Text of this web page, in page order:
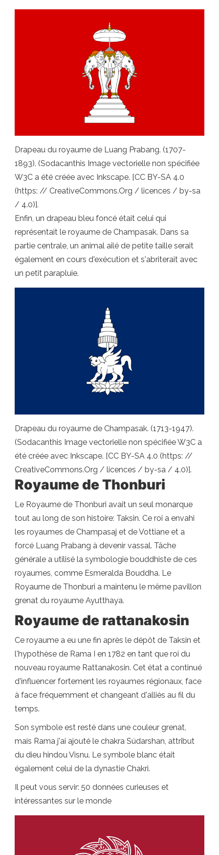
Drapeau du royaume de Luang Prabang. (1707-
1893). (Sodacanthis Image vectorielle non spécifiée
W3C a été créée avec Inkscape. [CC BY-SA 4.0
(https: // CreativeCommons.Org / licences / by-sa
/ 4.0)].
Enfin, un drapeau bleu foncé était celui qui
représentait le royaume de Champasak. Dans sa
partie centrale, un animal ailé de petite taille serait
également en cours d'exécution et s'abriterait avec
un petit parapluie.
Drapeau du royaume de Champasak. (1713-1947).
(Sodacanthis Image vectorielle non spécifiée W3C a
été créée avec Inkscape. [CC BY-SA 4.0 (https: //
CreativeCommons.Org / licences / by-sa / 4.0)].
Royaume de Thonburi
Le Royaume de Thonburi avait un seul monarque
tout au long de son histoire: Taksin. Ce roi a envahi
les royaumes de Champasaj et de Vottiane et a
forcé Luang Prabang à devenir vassal. Tâche
générale a utilisé la symbologie bouddhiste de ces
royaumes, comme Esmeralda Bouddha. Le
Royaume de Thonburi a maintenu le même pavillon
grenat du royaume Ayutthaya.
Royaume de rattanakosin
Ce royaume a eu une fin après le dépôt de Taksin et
l'hypothèse de Rama I en 1782 en tant que roi du
nouveau royaume Rattanakosin. Cet état a continué
d'influencer fortement les royaumes régionaux, face
à face fréquemment et changeant d'alliés au fil du
temps.
Son symbole est resté dans une couleur grenat,
mais Rama j'ai ajouté le chakra Súdarshan, attribut
du dieu hindou Visnu. Le symbole blanc était
également celui de la dynastie Chakri.
Il peut vous servir: 50 données curieuses et
intéressantes sur le monde